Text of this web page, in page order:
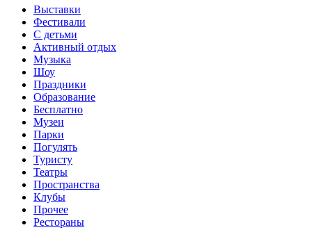
Выставки
Фестивали
С детьми
Активный отдых
Музыка
Шоу
Праздники
Образование
Бесплатно
Музеи
Парки
Погулять
Туристу
Театры
Пространства
Клубы
Прочее
Рестораны